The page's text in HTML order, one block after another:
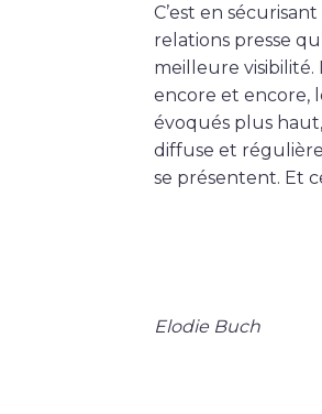
C’est en
relations presse
meilleure visibilité.
encore et encore,
évoqués plus
diffuse et
se présentent. Et
Elodie Buch